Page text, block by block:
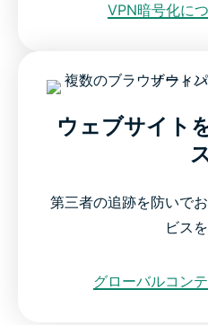
VPN暗号化に
ウェブサイト
第三者の追跡を防いで
ビス
グローバルコン